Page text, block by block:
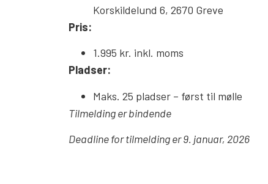
Korskildelund 6, 2670 Greve
Pris:
1.995 kr. inkl. moms
Pladser:
Maks. 25 pladser – først til mølle
Tilmelding er bindende
Deadline for tilmelding er 9. januar, 2026